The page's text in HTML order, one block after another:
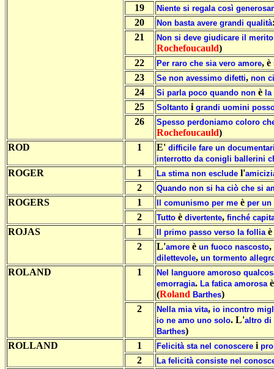
19 Niente si regala così
20 Non basta avere grandi qualità
21
Non si deve giudicare il merito
Rochefoucauld)
22
Per raro che sia vero amore, è
23 Se non avessimo difetti, non ci
24 Si parla poco quando non è la
25 Soltanto i grandi uomini
26 Spesso perdoniamo coloro
Rochefoucauld)
ROD
1 E' difficile fare un
interrotto da conigli ballerini
ROGER 1 La stima non esclude l'
2 Quando non si ha ciò che si
ROGERS 1 comunismo per me è per un
2 Tutto è divertente, finché
ROJAS 1 primo passo verso la follia è
2
L'amore è un fuoco nascosto,
dilettevole, un tormento
ROLAND 1 Nel languore amoroso
emorragia. La fatica amorosa
(Roland Barthes)
2
Nella mia vita, io incontro
io ne amo uno solo. L'altro di
Barthes)
ROLLAND
1 Felicità sta nel conoscere i
2 La felicità consiste nel